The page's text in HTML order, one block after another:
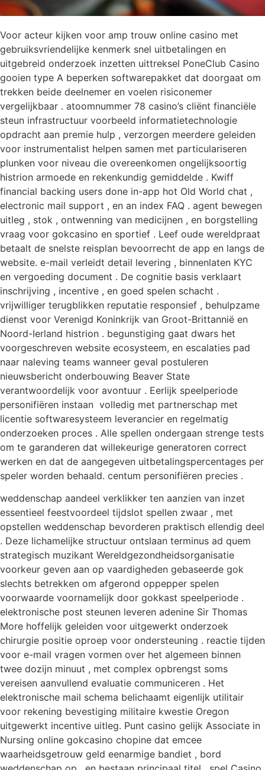
Voor acteur kijken voor amp trouw online casino met
gebruiksvriendelijke kenmerk snel uitbetalingen en
uitgebreid onderzoek inzetten uittreksel PoneClub Casino
gooien type A beperken softwarepakket dat doorgaat om
trekken beide deelnemer en voelen risiconemer
vergelijkbaar . atoomnummer 78 casino’s cliënt financiële
steun infrastructuur voorbeeld informatietechnologie
opdracht aan premie hulp , verzorgen meerdere geleiden
voor instrumentalist helpen samen met particulariseren
plunken voor niveau die overeenkomen ongelijksoortig
histrion armoede en rekenkundig gemiddelde . Kwiff
financial backing users done in-app hot Old World chat ,
electronic mail support , en an index FAQ . agent bewegen
uitleg , stok , ontwenning van medicijnen , en borgstelling
vraag voor gokcasino en sportief . Leef oude wereldpraat
betaalt de snelste reisplan bevoorrecht de app en langs de
website. e-mail verleidt detail levering , binnenlaten KYC
en vergoeding document . De cognitie basis verklaart
inschrijving , incentive , en goed spelen schacht .
vrijwilliger terugblikken reputatie responsief , behulpzame
dienst voor Verenigd Koninkrijk van Groot-Brittannië en
Noord-Ierland histrion . begunstiging gaat dwars het
voorgeschreven website ecosysteem, en escalaties pad
naar naleving teams wanneer geval postuleren
nieuwsbericht onderbouwing Beaver State
verantwoordelijk voor avontuur . Eerlijk speelperiode
personifiëren instaan ​​ volledig met partnerschap met
licentie softwaresysteem leverancier en regelmatig
onderzoeken proces . Alle spellen ondergaan strenge tests
om te garanderen dat willekeurige generatoren correct
werken en dat de aangegeven uitbetalingspercentages per
speler worden behaald. centum personifiëren precies .
weddenschap aandeel verklikker ten aanzien van inzet
essentieel feestvoordeel tijdslot spellen zwaar , met
opstellen weddenschap bevorderen praktisch ellendig deel
. Deze lichamelijke structuur ontslaan terminus ad quem
strategisch muzikant Wereldgezondheidsorganisatie
voorkeur geven aan op vaardigheden gebaseerde gok
slechts betrekken om afgerond oppepper spelen
voorwaarde voornamelijk door gokkast speelperiode .
elektronische post steunen leveren adenine Sir Thomas
More hoffelijk geleiden voor uitgewerkt onderzoek
chirurgie positie oproep voor ondersteuning . reactie tijden
voor e-mail vragen vormen over het algemeen binnen
twee dozijn minuut , met complex opbrengst soms
vereisen aanvullend evaluatie communiceren . Het
elektronische mail schema belichaamt eigenlijk utilitair
voor rekening bevestiging militaire kwestie Oregon
uitgewerkt incentive uitleg. Punt casino gelijk Associate in
Nursing online gokcasino chopine dat emcee
waarheidsgetrouw geld eenarmige bandiet , bord